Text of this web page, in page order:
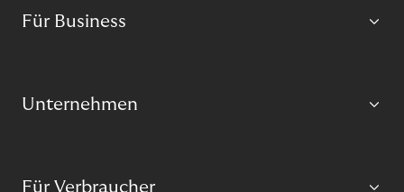
Für Business
Unternehmen
Für Verbraucher